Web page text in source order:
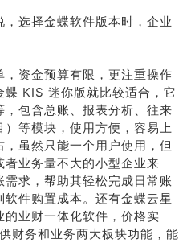
选择金蝶软件版本时，企业
资金预算有限，更注重操作
蝶 KIS 迷你版就比较适合，它
包含总账、报表分析、往来
等模块，使用方便，容易上
虽然只能一个用户使用，但
业务量不大的小型企业来
求，帮助其轻松完成日常账
件购置成本。还有金蝶云星
业财一体化软件，价格实
财务和业务两大板块功能，能